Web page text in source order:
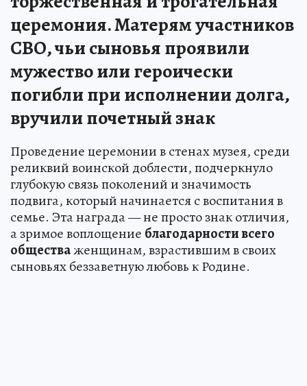
церемония. Матерям участников
СВО, чьи сыновья проявили
мужество или героически
погибли при исполнении долга,
вручили почетный знак
Проведение церемонии в стенах музея, среди
реликвий воинской доблести, подчеркнуло
глубокую связь поколений и значимость
подвига, который начинается с воспитания в
семье. Эта награда — не просто знак отличия,
а зримое воплощение благодарности всего
обществаженщинам, взрастившим в своих
сыновьях беззаветную любовь к Родине.